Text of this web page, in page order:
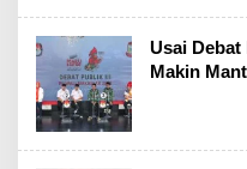
Usai
Makin